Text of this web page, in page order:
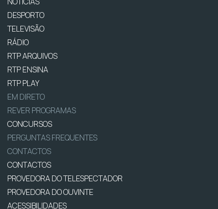
DESPORTO
TELEVISÃO
RÁDIO
RTP ARQUIVOS
RTP ENSINA
RTP PLAY
EM DIRETO
REVER PROGRAMAS
CONCURSOS
PERGUNTAS FREQUENTES
CONTACTOS
CONTACTOS
PROVEDORA DO TELESPECTADOR
PROVEDORA DO OUVINTE
ACESSIBILIDADES